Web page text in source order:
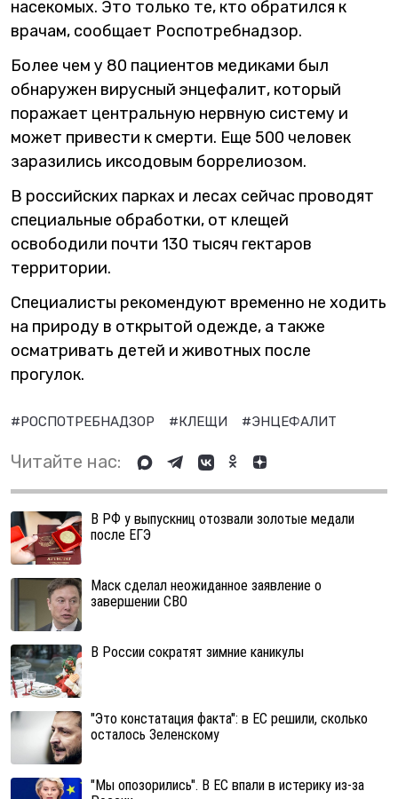
насекомых. Это только те, кто обратился к
врачам, сообщает Роспотребнадзор.
Более чем у 80 пациентов медиками был
обнаружен вирусный энцефалит, который
поражает центральную нервную систему и
может привести к смерти. Еще 500 человек
заразились иксодовым боррелиозом.
В российских парках и лесах сейчас проводят
специальные обработки, от клещей
освободили почти 130 тысяч гектаров
территории.
Специалисты рекомендуют временно не ходить
на природу в открытой одежде, а также
осматривать детей и животных после
прогулок.
#РОСПОТРЕБНАДЗОР #КЛЕЩИ #ЭНЦЕФАЛИТ
Читайте нас:
В РФ у выпускниц отозвали золотые медали
после ЕГЭ
Маск сделал неожиданное заявление о
завершении СВО
В России сократят зимние каникулы
"Это констатация факта": в ЕС решили, сколько
осталось Зеленскому
"Мы опозорились". В ЕС впали в истерику из-за